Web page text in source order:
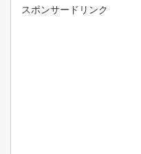
スポンサードリンク